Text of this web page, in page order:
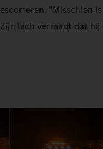
escorteren. "Misschien
Zijn lach verraadt dat